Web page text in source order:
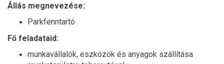
Állás megnevezése:
Parkfenntartó
Fő feladataid:
munkavállalók, eszközök és anyagok szállítása